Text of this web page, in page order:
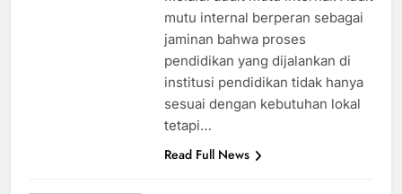
mutu internal berperan sebagai
jaminan bahwa proses
pendidikan yang dijalankan di
institusi pendidikan tidak hanya
sesuai dengan kebutuhan lokal
tetapi…
Read Full News